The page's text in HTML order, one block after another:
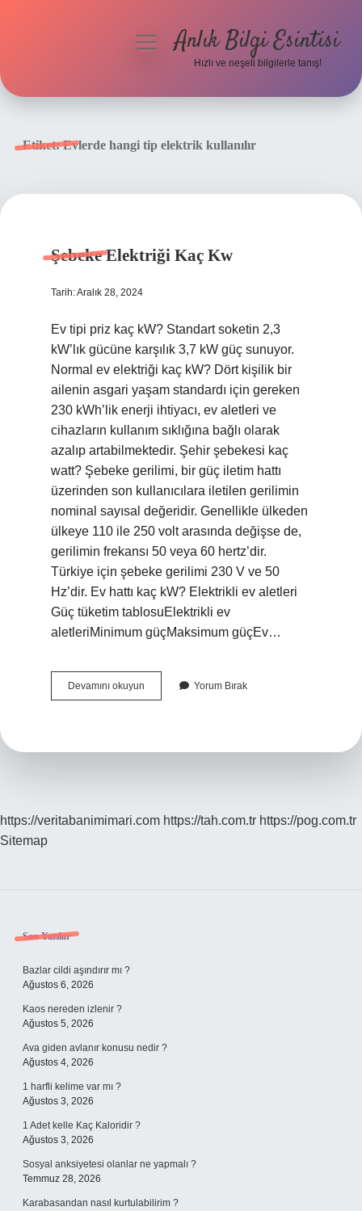
menüyüAnlık Bilgi Esintisi
Hızlı ve neşeli bilgilerle tanış!
Etiket:Evlerde hangi tip elektrik kullanılır
Şebeke Elektriği Kaç Kw
Tarih: Aralık 28, 2024
Ev tipi priz kaç kW? Standart soketin 2,3
kW’lık gücüne karşılık 3,7 kW güç sunuyor.
Normal ev elektriği kaç kW? Dört kişilik bir
ailenin asgari yaşam standardı için gereken
230 kWh’lik enerji ihtiyacı, ev aletleri ve
cihazların kullanım sıklığına bağlı olarak
azalıp artabilmektedir. Şehir şebekesi kaç
watt? Şebeke gerilimi, bir güç iletim hattı
üzerinden son kullanıcılara iletilen gerilimin
nominal sayısal değeridir. Genellikle ülkeden
ülkeye 110 ile 250 volt arasında değişse de,
gerilimin frekansı 50 veya 60 hertz’dir.
Türkiye için şebeke gerilimi 230 V ve 50
Hz’dir. Ev hattı kaç kW? Elektrikli ev aletleri
Güç tüketim tablosuElektrikli ev
aletleriMinimum güçMaksimum güçEv…
Devamını okuyun
Elektriği
Yorum Bırak
https://veritabanimimari.com https://tah.com.tr https://pog.com.tr
Sitemap
Sidebar
Son Yazılar
Bazlar cildi aşındırır mı ?
Ağustos 6, 2026
Kaos nereden izlenir ?
Ağustos 5, 2026
Ava giden avlanır konusu nedir ?
Ağustos 4, 2026
1 harfli kelime var mı ?
Ağustos 3, 2026
1 Adet kelle Kaç Kaloridir ?
Ağustos 3, 2026
Sosyal anksiyetesi olanlar ne yapmalı ?
Temmuz 28, 2026
Karabasandan nasıl kurtulabilirim ?